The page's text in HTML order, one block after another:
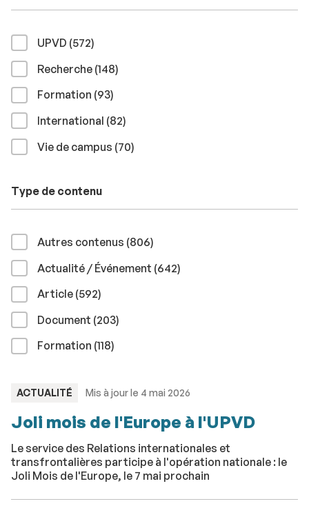
UPVD (572résultats
)
Recherche (148résultats
)
Formation (93résultats
)
International (82résultats
)
Vie de campus (70résultats
)
Type de contenu
Autres contenus (806résultats
)
Actualité / Événement (642résultats
)
Article (592résultats
)
Document (203résultats
)
Formation (118résultats
)
TYPE
ACTUALITÉ Mis à jour le 4 mai 2026
Joli mois de l'Europe à l'UPVD
Le service des Relations internationales et
transfrontalières participe à l'opération nationale : le
Joli Mois de l'Europe, le 7 mai prochain